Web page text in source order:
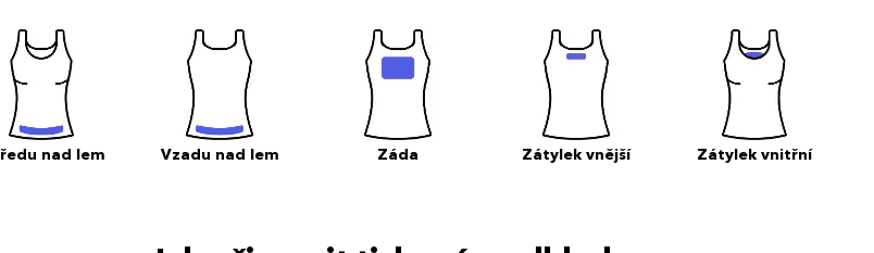
nad lem Vzadu nad lem Záda Zátylek vnější Zátylek vnitřní